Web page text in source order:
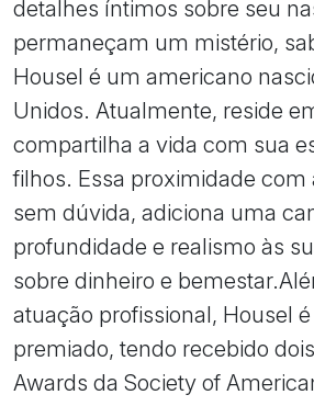
detalhes íntimos sobre seu
permaneçam um mistério,
Housel é um americano
Unidos. Atualmente, reside
compartilha a vida com sua
filhos. Essa proximidade com
sem dúvida, adiciona uma
profundidade e realismo às
sobre dinheiro e
atuação profissional, Housel
premiado, tendo recebido
Awards da Society of